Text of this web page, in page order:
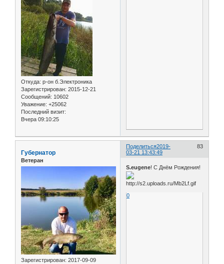
Откуда: р-он б.Электроника
Зарегистрирован: 2015-12-21
Сообщений: 10602
Уважение: +25062
Последний визит:
Вчера 09:10:25
Поделиться 83
2019-
03-21 13:43:49
Губернатор
Ветеран
Зарегистрирован: 2017-09-09
S.eugene! С Днём Рождения!
0